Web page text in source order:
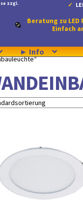
zzgl.
Beratung zu LED
Einfach
► Info